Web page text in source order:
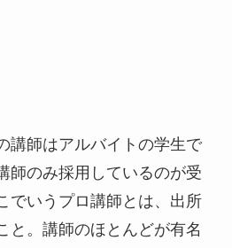
講師はアルバイトの学生で
師のみ採用しているのが受
でいうプロ講師とは、出所
と。講師のほとんどが有名